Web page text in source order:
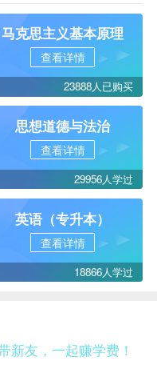
马克思主义基本原理
查看详情
23888人已购买
思想道德与法治
查看详情
29956人学过
英语（专升本）
查看详情
18866人学过
新友，一起赚学费！